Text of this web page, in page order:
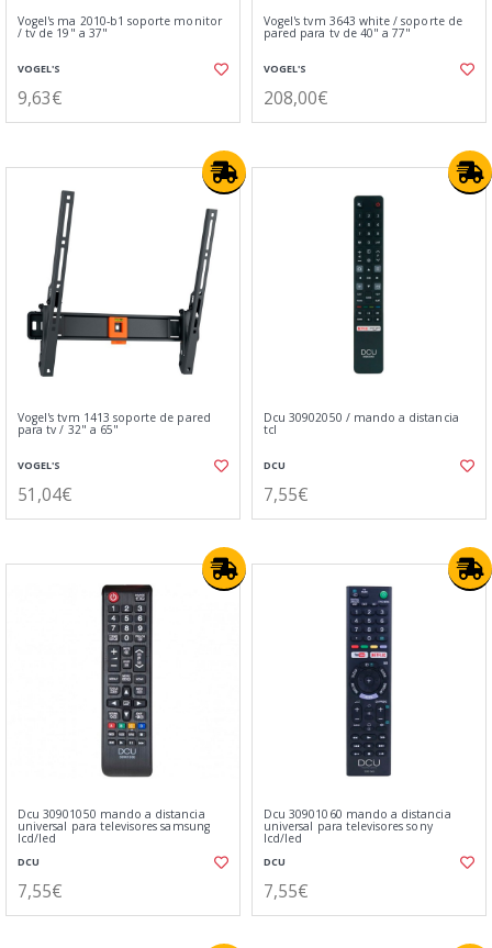
Vogel's ma 2010-b1 soporte monitor
/ tv de 19" a 37"
VOGEL'S
9,63€
Vogel's tvm 3643 white / soporte de
pared para tv de 40" a 77"
VOGEL'S
208,00€
Vogel's tvm 1413 soporte de pared
para tv / 32" a 65"
VOGEL'S
51,04€
Dcu 30902050 / mando a distancia
tcl
DCU
7,55€
Dcu 30901050 mando a distancia
universal para televisores samsung
lcd/led
DCU
7,55€
Dcu 30901060 mando a distancia
universal para televisores sony
lcd/led
DCU
7,55€